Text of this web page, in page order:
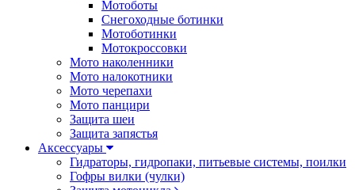
Мотоботы
Снегоходные ботинки
Мотоботинки
Мотокроссовки
Мото наколенники
Мото налокотники
Мото черепахи
Мото панцири
Защита шеи
Защита запястья
Аксессуары
Гидраторы, гидропаки, питьевые системы, поилки
Гофры вилки (чулки)